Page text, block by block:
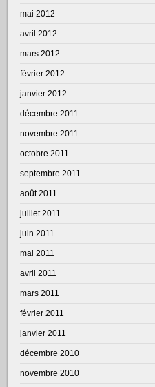
mai 2012
avril 2012
mars 2012
février 2012
janvier 2012
décembre 2011
novembre 2011
octobre 2011
septembre 2011
août 2011
juillet 2011
juin 2011
mai 2011
avril 2011
mars 2011
février 2011
janvier 2011
décembre 2010
novembre 2010